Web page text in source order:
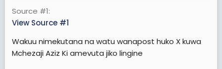
r
t
e
r
Source #1
View Source #1
Wakuu nimekutana na watu wanapost huko X kuwa
Mchezaji Aziz Ki amevuta jiko lingine